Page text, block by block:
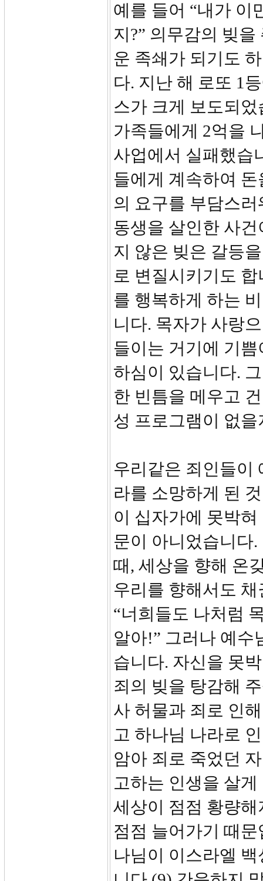
예를 들어 “내가 이
지?” 의무감의 빚
운 족쇄가 되기도
다. 지난 해 로또 1
스가 크게 보도되
가족들에게 2억을
사업에서 실패했습
들에게 계속하여
의 요구를 부담스
동생을 살인한 사
지 않은 빚은 갈등
로 변질시키기도
를 행복하게 하는
니다. 목자가 사랑
들이는 거기에 기
하심이 있습니다.
한 빈틈을 메우고
성 프로그램이 없
우리같은 죄인들이
라를 소망하게 된
이 십자가에 못박
문이 아니었습니다
때, 세상을 향해 온
우리를 향해서도
“너희들도 나처럼
알아!” 그러나 예수
습니다. 자신을 못
죄의 빚을 탕감해
사 허물과 죄로 인
고 하나님 나라로
암아 죄로 죽었던
고하는 인생을 살
세상이 점점 황량
점점 늘어가기 때
나님이 이스라엘